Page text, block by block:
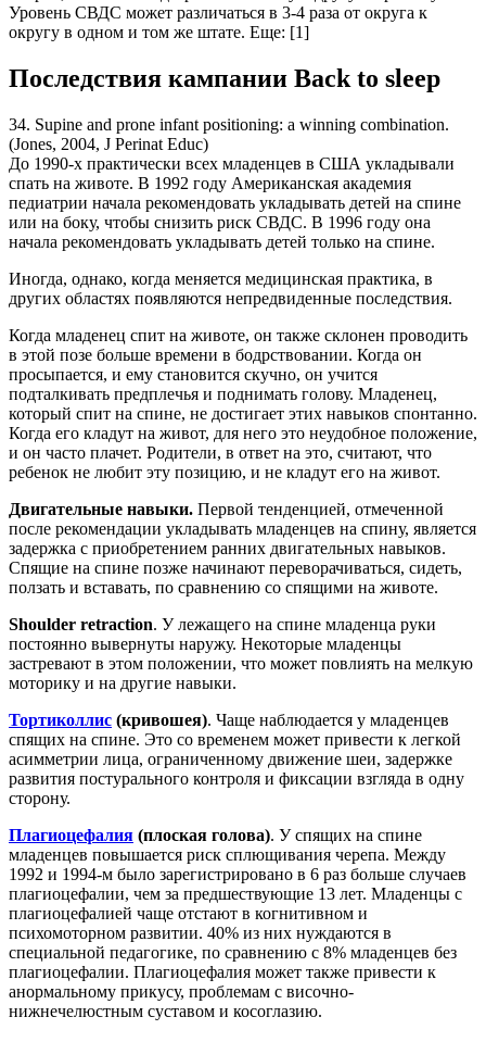
Уровень СВДС может различаться в 3-4 раза от округа к
округу в одном и том же штате. Еще: [1]
Последствия кампании Back to sleep
34. Supine and prone infant positioning: a winning combination.
(Jones, 2004, J Perinat Educ)
До 1990-х практически всех младенцев в США укладывали
спать на животе. В 1992 году Американская академия
педиатрии начала рекомендовать укладывать детей на спине
или на боку, чтобы снизить риск СВДС. В 1996 году она
начала рекомендовать укладывать детей только на спине.
Иногда, однако, когда меняется медицинская практика, в
других областях появляются непредвиденные последствия.
Когда младенец спит на животе, он также склонен проводить
в этой позе больше времени в бодрствовании. Когда он
просыпается, и ему становится скучно, он учится
подталкивать предплечья и поднимать голову. Младенец,
который спит на спине, не достигает этих навыков спонтанно.
Когда его кладут на живот, для него это неудобное положение,
и он часто плачет. Родители, в ответ на это, считают, что
ребенок не любит эту позицию, и не кладут его на живот.
Двигательные навыки. Первой тенденцией, отмеченной
после рекомендации укладывать младенцев на спину, является
задержка с приобретением ранних двигательных навыков.
Спящие на спине позже начинают переворачиваться, сидеть,
ползать и вставать, по сравнению со спящими на животе.
Shoulder retraction. У лежащего на спине младенца руки
постоянно вывернуты наружу. Некоторые младенцы
застревают в этом положении, что может повлиять на мелкую
моторику и на другие навыки.
Тортиколлис (кривошея). Чаще наблюдается у младенцев
спящих на спине. Это со временем может привести к легкой
асимметрии лица, ограниченному движение шеи, задержке
развития постурального контроля и фиксации взгляда в одну
сторону.
Плагиоцефалия (плоская голова). У спящих на спине
младенцев повышается риск сплющивания черепа. Между
1992 и 1994-м было зарегистрировано в 6 раз больше случаев
плагиоцефалии, чем за предшествующие 13 лет. Младенцы с
плагиоцефалией чаще отстают в когнитивном и
психомоторном развитии. 40% из них нуждаются в
специальной педагогике, по сравнению с 8% младенцев без
плагиоцефалии. Плагиоцефалия может также привести к
анормальному прикусу, проблемам с височно-
нижнечелюстным суставом и косоглазию.